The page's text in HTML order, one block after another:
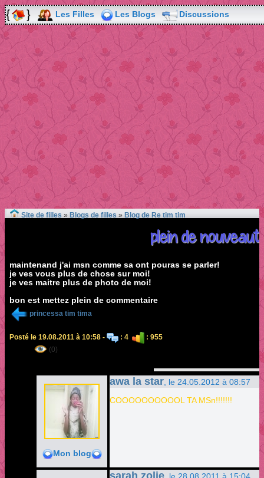
Les Filles Les Blogs Discussions
Site de filles » Blogs de filles » Blog de Re tim tim
plein de
maintenand j'ai msn comme sa ont pouras se parler!
je ves vous plus de chose sur moi!
je ves maitre plus de photo de moi!
bon est mettez plein de commentaire
princessa tim tima
Posté le 19.08.2011 à 10:58 - : 4
: 955
(0)
Mon blog
awa la star , le 24.05.2012 à 08:57
COOOOOOOOOOL TA MSn!!!!!!!
sarah zolie